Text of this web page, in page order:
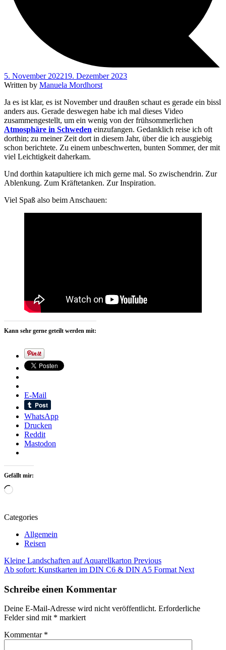
5. November 202219. Dezember 2023
Written by Manuela Mordhorst
Ja es ist klar, es ist November und draußen schaut es gerade ein bissl
anders aus. Gerade deswegen habe ich mal dieses Video
zusammengestellt, um ein wenig von der frühsommerlichen
Atmosphäre in Schweden einzufangen. Gedanklich reise ich oft
dorthin; zu meiner Zeit dort in diesem Jahr, über die ich ausgiebig
schon berichtete. Zu einem unbeschwerten, bunten Sommer, der mit
viel Leichtigkeit daherkam.
Und dorthin katapultiere ich mich gerne mal. So zwischendrin. Zur
Ablenkung. Zum Kräftetanken. Zur Inspiration.
Viel Spaß also beim Anschauen:
Kann sehr gerne geteilt werden mit:
E-Mail
WhatsApp
Drucken
Reddit
Mastodon
Gefällt mir:
Wird
Categories
Allgemein
Reisen
Tags
Mordhorst
Reisen
Schweden
Schwedische
Ostsee
Strände
Beitragsnavigation
Kleine Landschaften auf Aquarellkarton Previous
Ab sofort: Kunstkarten im DIN C6 & DIN A5 Format Next
Schreibe einen Kommentar
Deine E-Mail-Adresse wird nicht veröffentlicht. Erforderliche
Felder sind mit * markiert
Kommentar *